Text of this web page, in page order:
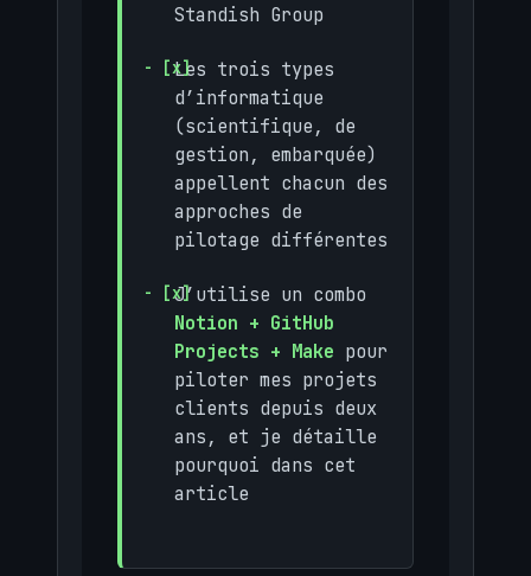
Standish Group
Les trois types
d’informatique
(scientifique, de
gestion, embarquée)
appellent chacun des
approches de
pilotage différentes
J’utilise un combo
Notion + GitHub
Projects + Make pour
piloter mes projets
clients depuis deux
ans, et je détaille
pourquoi dans cet
article